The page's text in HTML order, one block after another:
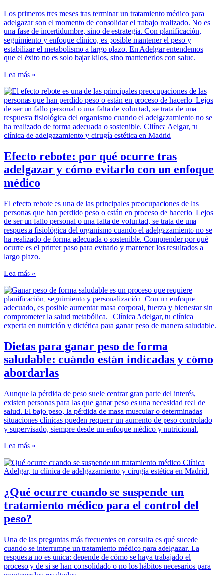
Los primeros tres meses tras terminar un tratamiento médico para
adelgazar son el momento de consolidar el trabajo realizado. No es
una fase de incertidumbre, sino de estrategia. Con planificación,
seguimiento y enfoque clínico, es posible mantener el peso y
estabilizar el metabolismo a largo plazo. En Adelgar entendemos
que el éxito no es solo bajar kilos, sino mantenerlos con salud.
Lea más »
Efecto rebote: por qué ocurre tras
adelgazar y cómo evitarlo con un enfoque
médico
El efecto rebote es una de las principales preocupaciones de las
personas que han perdido peso o están en proceso de hacerlo. Lejos
de ser un fallo personal o una falta de voluntad, se trata de una
respuesta fisiológica del organismo cuando el adelgazamiento no se
ha realizado de forma adecuada o sostenible. Comprender por qué
ocurre es el primer paso para evitarlo y mantener los resultados a
largo plazo.
Lea más »
Dietas para ganar peso de forma
saludable: cuándo están indicadas y cómo
abordarlas
Aunque la pérdida de peso suele centrar gran parte del interés,
existen personas para las que ganar peso es una necesidad real de
salud. El bajo peso, la pérdida de masa muscular o determinadas
situaciones clínicas pueden requerir un aumento de peso controlado
y supervisado, siempre desde un enfoque médico y nutricional.
Lea más »
¿Qué ocurre cuando se suspende un
tratamiento médico para el control del
peso?
Una de las preguntas más frecuentes en consulta es qué sucede
cuando se interrumpe un tratamiento médico para adelgazar. La
respuesta no es única: depende de cómo se haya trabajado el
proceso y de si se han consolidado o no los hábitos necesarios para